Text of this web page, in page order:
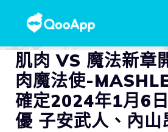
肌肉 VS 魔法新章
肉魔法使-
確定2024年1月6
優 子安武人、內山